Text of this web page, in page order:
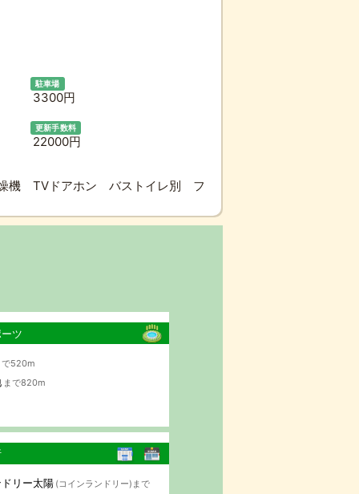
駐車場
3300円
更新手数料
22000円
機 TVドアホン バストイレ別 フ
ツ
で520m
まで820m
リー太陽 (コインランドリー)まで